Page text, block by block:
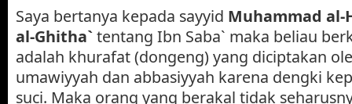
Saya bertanya kepada sayyid Muhammad al-
al-Ghitha`tentang Ibn Saba` maka beliau
adalah khurafat (dongeng) yang diciptakan
umawiyyah dan abbasiyyah karena dengki
suci. Maka orang yang berakal tidak